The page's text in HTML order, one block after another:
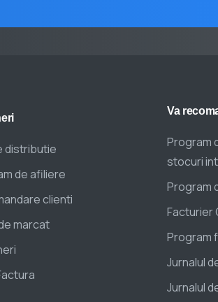
distributie
de afiliere
clienti
marcat
Va
Program
stocuri
Program
Facturier
Program
Jurnalul
Jurnalul